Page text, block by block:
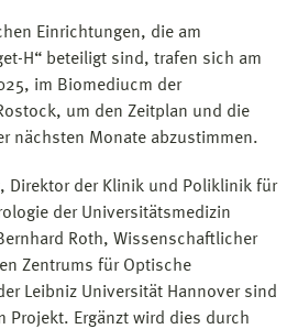
Einrichtungen, die am
H“ beteiligt sind, trafen sich am
im Biomediucm der
um den Zeitplan und die
nächsten Monate abzustimmen.
Direktor der Klinik und Poliklinik für
der Universitätsmedizin
Roth, Wissenschaftlicher
Zentrums für Optische
Leibniz Universität Hannover sind
Projekt. Ergänzt wird dies durch